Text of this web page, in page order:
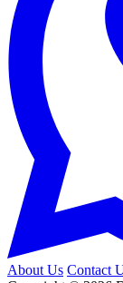
About Us Contact